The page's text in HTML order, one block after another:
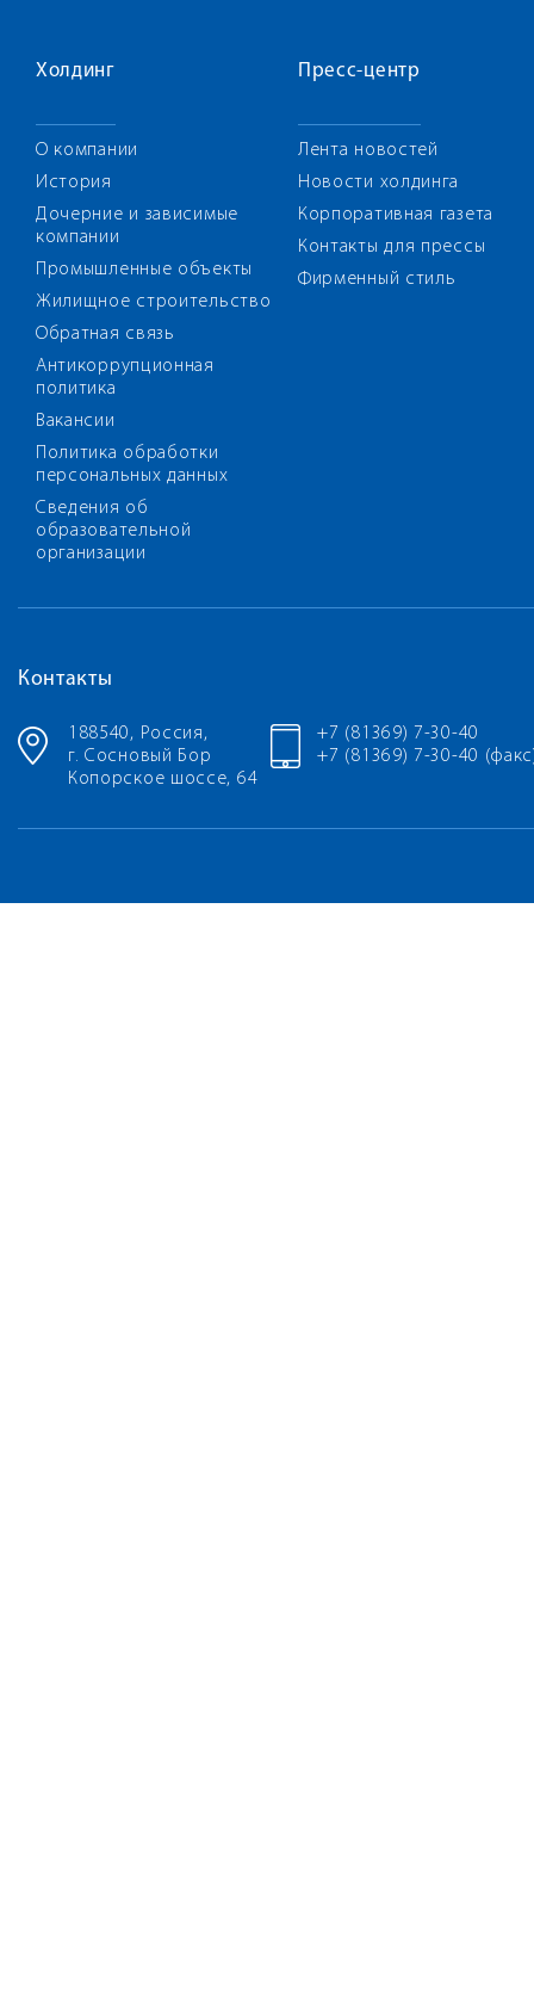
Холдинг
О компании
История
Дочерние и зависимые
компании
Промышленные объекты
Жилищное строительство
Обратная связь
Антикоррупционная
политика
Вакансии
Политика обработки
персональных данных
Сведения об
образовательной
организации
Пресс-центр
Лента новостей
Новости холдинга
Корпоративная газета
Контакты для прессы
Фирменный стиль
Контакты
188540, Россия,
г. Сосновый Бор
Копорское шоссе, 64
+7 (81369) 7-30-40
+7 (81369) 7-30-40